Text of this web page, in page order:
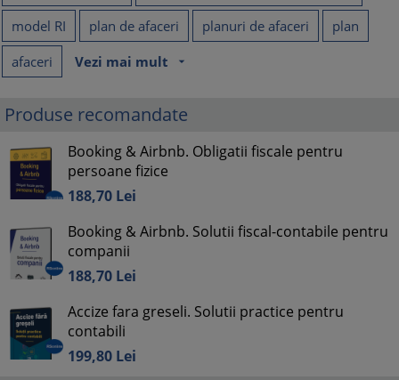
model RI
plan de afaceri planuri de afaceri
plan
afaceri
Vezi mai mult arrow_drop_down
Produse recomandate
Booking & Airbnb. Obligatii fiscale pentru
persoane fizice
188,70 Lei
Booking & Airbnb. Solutii fiscal-contabile pentru
companii
188,70 Lei
Accize fara greseli. Solutii practice pentru
contabili
199,80 Lei